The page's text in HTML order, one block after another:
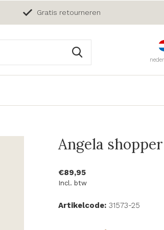
Gratis retourneren
Angela
€89,95
Incl. btw
Artikelcode: 31573-25